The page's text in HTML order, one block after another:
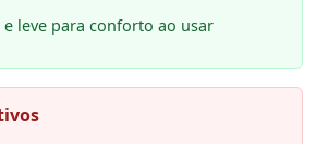
leve para conforto ao usar